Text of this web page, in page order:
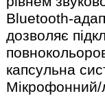
Bluetooth-
дозволяє
капсульна
Мікрофонний/